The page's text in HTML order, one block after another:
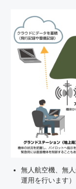
無人航空機、無
運用を行います）